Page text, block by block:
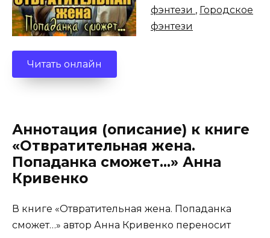
фэнтези , Городское
фэнтези
Читать онлайн
Аннотация (описание) к книге
«Отвратительная жена.
Попаданка сможет…» Анна
Кривенко
В книге «Отвратительная жена. Попаданка
сможет…» автор Анна Кривенко переносит